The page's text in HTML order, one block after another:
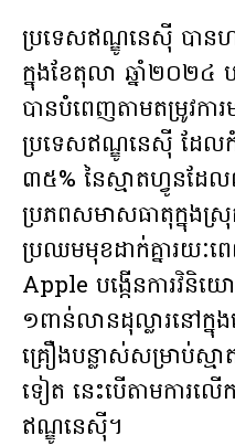
ប្រទេសឥណ្ឌូនេស៊ី បាន
ក្នុងខែតុលា ឆ្នាំ២០២៤
បានបំពេញតាមតម្រូវកា
ប្រទេសឥណ្ឌូនេស៊ី ដ
៣៥% នៃស្មាតហ្វូនដែ
ប្រភពសមាសធាតុក្នុង
ប្រឈមមុខដាក់គ្នារយៈ
Apple បង្កើនការវិនិ
១ពាន់លានដុល្លារនៅក្
គ្រឿងបន្លាស់សម្រាប់ស្
ទៀត នេះបើតាមការលើ
ឥណ្ឌូនេស៊ី។